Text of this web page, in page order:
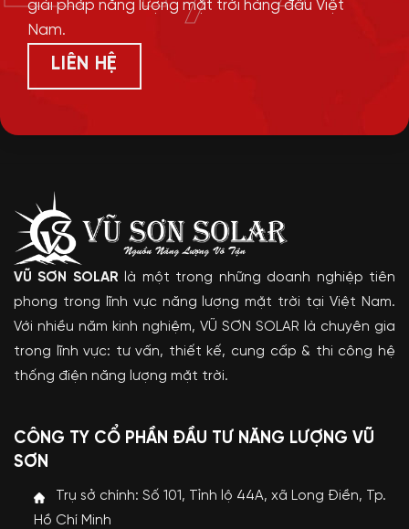
giải pháp năng lượng mặt trời hàng đầu Việt
Nam.
LIÊN HỆ
VŨ SƠN SOLAR là một trong những doanh nghiệp tiên
phong trong lĩnh vực năng lượng mặt trời tại Việt Nam.
Với nhiều năm kinh nghiệm, VŨ SƠN SOLAR là chuyên gia
trong lĩnh vực: tư vấn, thiết kế, cung cấp & thi công hệ
thống điện năng lượng mặt trời.
CÔNG TY CỔ PHẦN ĐẦU TƯ NĂNG LƯỢNG VŨ
SƠN
Trụ sở chính: Số 101, Tỉnh lộ 44A, xã Long Điền, Tp.
Hồ Chí Minh